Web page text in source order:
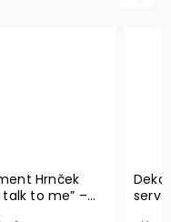
Hrnček
talk to me” –